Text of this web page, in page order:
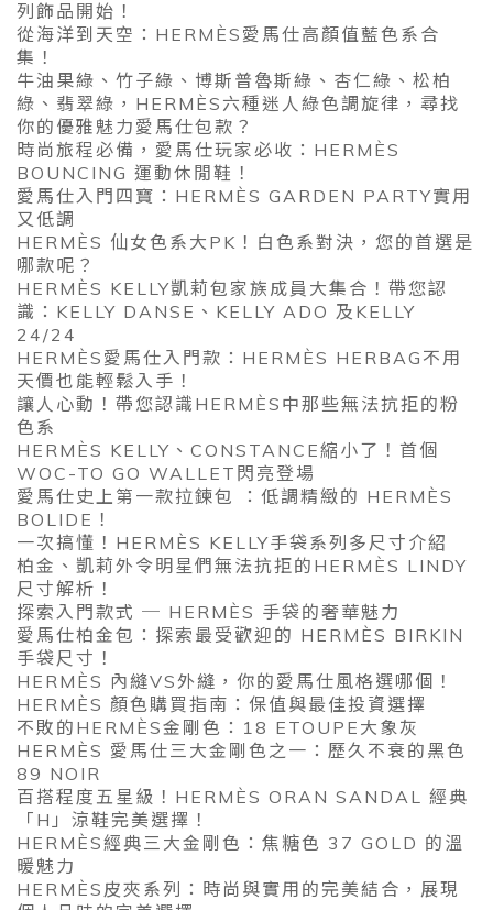
列飾品開始！
從海洋到天空：HERMÈS愛馬仕高顏值藍色系合
集！
牛油果綠、竹子綠、博斯普魯斯綠、杏仁綠、松柏
綠、翡翠綠，HERMÈS六種迷人綠色調旋律，尋找
你的優雅魅力愛馬仕包款？
時尚旅程必備，愛馬仕玩家必收：HERMÈS
BOUNCING 運動休閒鞋！
愛馬仕入門四寶：HERMÈS GARDEN PARTY實用
又低調
HERMÈS 仙女色系大PK！白色系對決，您的首選是
哪款呢？
HERMÈS KELLY凱莉包家族成員大集合！帶您認
識：KELLY DANSE、KELLY ADO 及KELLY
24/24
HERMÈS愛馬仕入門款：HERMÈS HERBAG不用
天價也能輕鬆入手！
讓人心動！帶您認識HERMÈS中那些無法抗拒的粉
色系
HERMÈS KELLY、CONSTANCE縮小了！首個
WOC-TO GO WALLET閃亮登場
愛馬仕史上第一款拉鍊包 ：低調精緻的 HERMÈS
BOLIDE！
一次搞懂！HERMÈS KELLY手袋系列多尺寸介紹
柏金、凱莉外令明星們無法抗拒的HERMÈS LINDY
尺寸解析！
探索入門款式 ─ HERMÈS 手袋的奢華魅力
愛馬仕柏金包：探索最受歡迎的 HERMÈS BIRKIN
手袋尺寸！
HERMÈS 內縫VS外縫，你的愛馬仕風格選哪個！
HERMÈS 顏色購買指南：保值與最佳投資選擇
不敗的HERMÈS金剛色：18 ETOUPE大象灰
HERMÈS 愛馬仕三大金剛色之一：歷久不衰的黑色
89 NOIR
百搭程度五星級！HERMÈS ORAN SANDAL 經典
「H」涼鞋完美選擇！
HERMÈS經典三大金剛色：焦糖色 37 GOLD 的溫
暖魅力
HERMÈS皮夾系列：時尚與實用的完美結合，展現